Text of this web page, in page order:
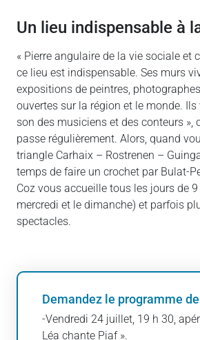
Un lieu indispensable à
« Pierre angulaire de la vie sociale et
ce lieu est indispensable. Ses murs
expositions de peintres,
ouvertes sur la région et le monde.
son des musiciens et des conteurs »,
passe régulièrement. Alors, quand
triangle Carhaix – Rostrenen –
temps de faire un crochet par Bulat-
Coz vous accueille tous les jours de
mercredi et le dimanche) et parfois
spectacles.
Demandez le programme de
-Vendredi 24 juillet, 19 h 30,
Léa chante Piaf ».